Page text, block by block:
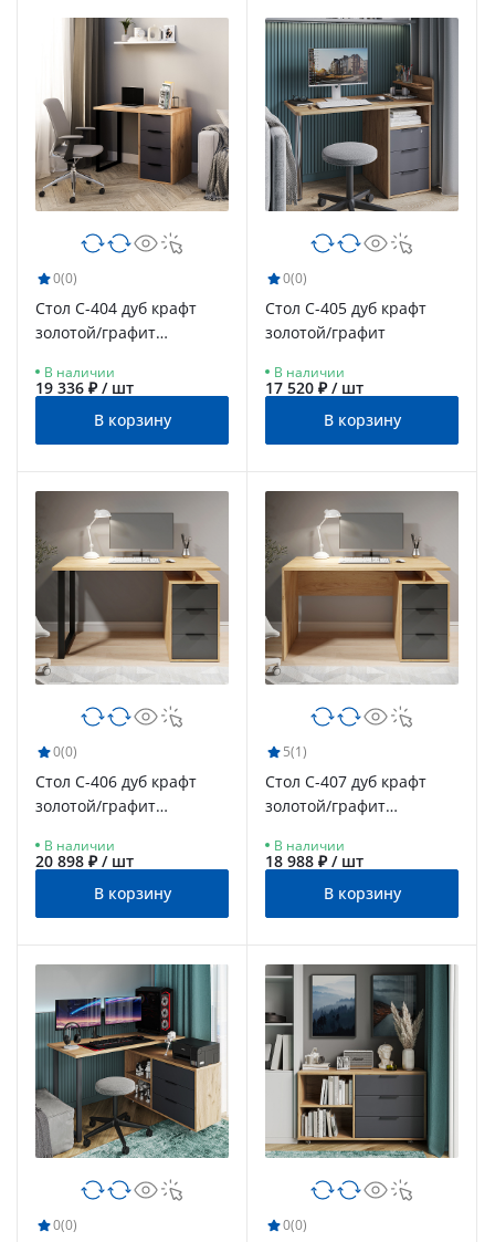
0(0)
Стол С-404 дуб крафт
золотой/графит
В наличии
19 336 ₽ / шт
В корзину
0(0)
Стол С-405 дуб крафт
золотой/графит
В наличии
17 520 ₽ / шт
В корзину
0(0)
Стол С-406 дуб крафт
золотой/графит
В наличии
20 898 ₽ / шт
В корзину
5(1)
Стол С-407 дуб крафт
золотой/графит
В наличии
18 988 ₽ / шт
В корзину
0(0) 0(0)